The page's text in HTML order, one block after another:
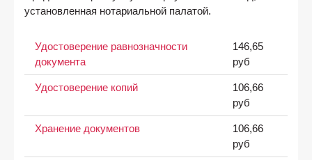
установленная нотариальной палатой.
Удостоверение равнозначности
документа
146,65
руб
Удостоверение копий
106,66
руб
Хранение документов
106,66
руб